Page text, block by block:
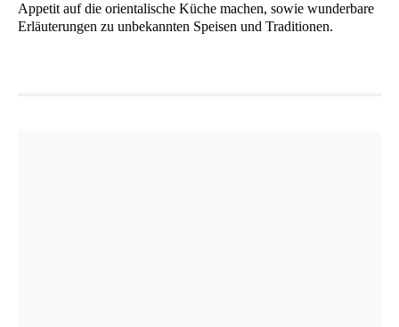
Appe­tit auf die ori­en­ta­li­sche Küche machen, sowie wun­der­ba­re
Erläu­te­run­gen zu unbe­kann­ten Spei­sen und Traditionen.